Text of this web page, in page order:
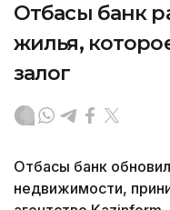
Отбасы банк
жилья,
залог
Отбасы банк
недвижимости,